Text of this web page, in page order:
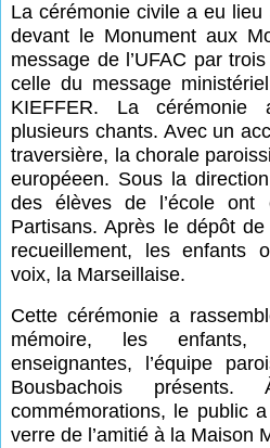
La cérémonie civile a eu lieu
devant le Monument aux
message de l’UFAC par
celle du message
KIEFFER. La
plusieurs chants. Avec un
traversière, la chorale
européeen. Sous la
des élèves de l’école ont
Partisans. Après le dépôt
recueillement, les enfants
voix, la Marseillaise.
Cette cérémonie a
mémoire, les
enseignantes, l’équipe
Bousbachois
commémorations, le public
verre de l’amitié à la Maison